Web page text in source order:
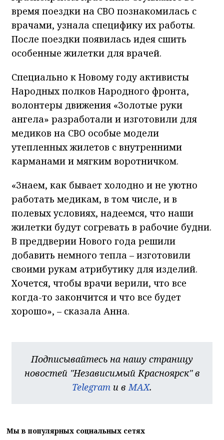
время поездки на СВО познакомилась с
врачами, узнала специфику их работы.
После поездки появилась идея сшить
особенные жилетки для врачей.
Специально к Новому году активисты
Народных полков Народного фронта,
волонтеры движения «Золотые руки
ангела» разработали и изготовили для
медиков на СВО особые модели
утепленных жилетов с внутренними
карманами и мягким воротничком.
«Знаем, как бывает холодно и не уютно
работать медикам, в том числе, и в
полевых условиях, надеемся, что наши
жилетки будут согревать в рабочие будни.
В преддверии Нового года решили
добавить немного тепла – изготовили
своими рукам атрибутику для изделий.
Хочется, чтобы врачи верили, что все
когда-то закончится и что все будет
хорошо», – сказала Анна.
Подписывайтесь на нашу страницу
новостей "Независимый Красноярск" в
Telegram и вMAX.
Мы в популярных социальных сетях